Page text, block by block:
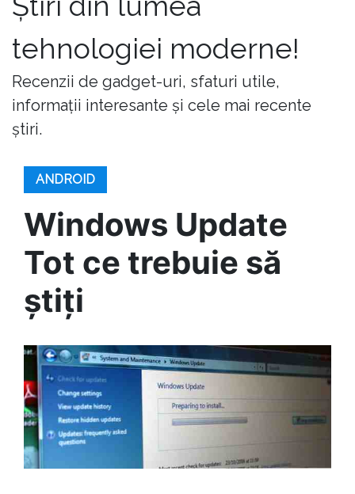
tehnologiei moderne!
Recenzii de gadget-uri, sfaturi utile,
informații interesante și cele mai recente
știri.
ANDROID
Windows Update
Tot ce trebuie să
știți